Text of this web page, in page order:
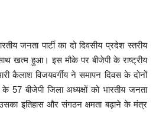
जनता पार्टी का दो दिवसीय प्रदेश स्तरीय
खत्म हुआ। इस मौके पर बीजेपी के राष्ट्रीय
कैलाश विजयवर्गीय ने समापन दिवस के दोनों
बीजेपी जिला अध्यक्षों को भारतीय जनता
उसका इतिहास और संगठन क्षमता बढ़ाने के मंत्र